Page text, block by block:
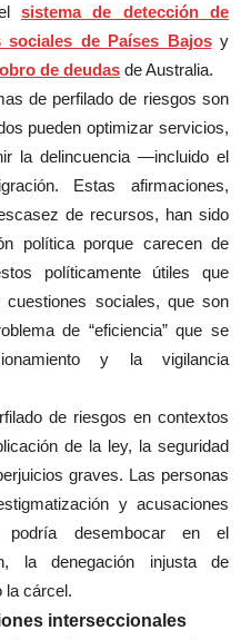
sistema de detección de
de Países Bajosy
de deudas de Australia.
de perfilado de riesgos son
pueden optimizar servicios,
la delincuencia —incluido el
Estas afirmaciones,
de recursos, han sido
política porque carecen de
políticamente útiles que
sociales, que son
de “eficiencia” que se
y la vigilancia
de riesgos en contextos
de la ley, la seguridad
graves. Las personas
y acusaciones
desembocar en el
la denegación injusta de
la cárcel.
interseccionales